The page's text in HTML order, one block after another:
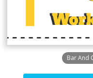
Bar And